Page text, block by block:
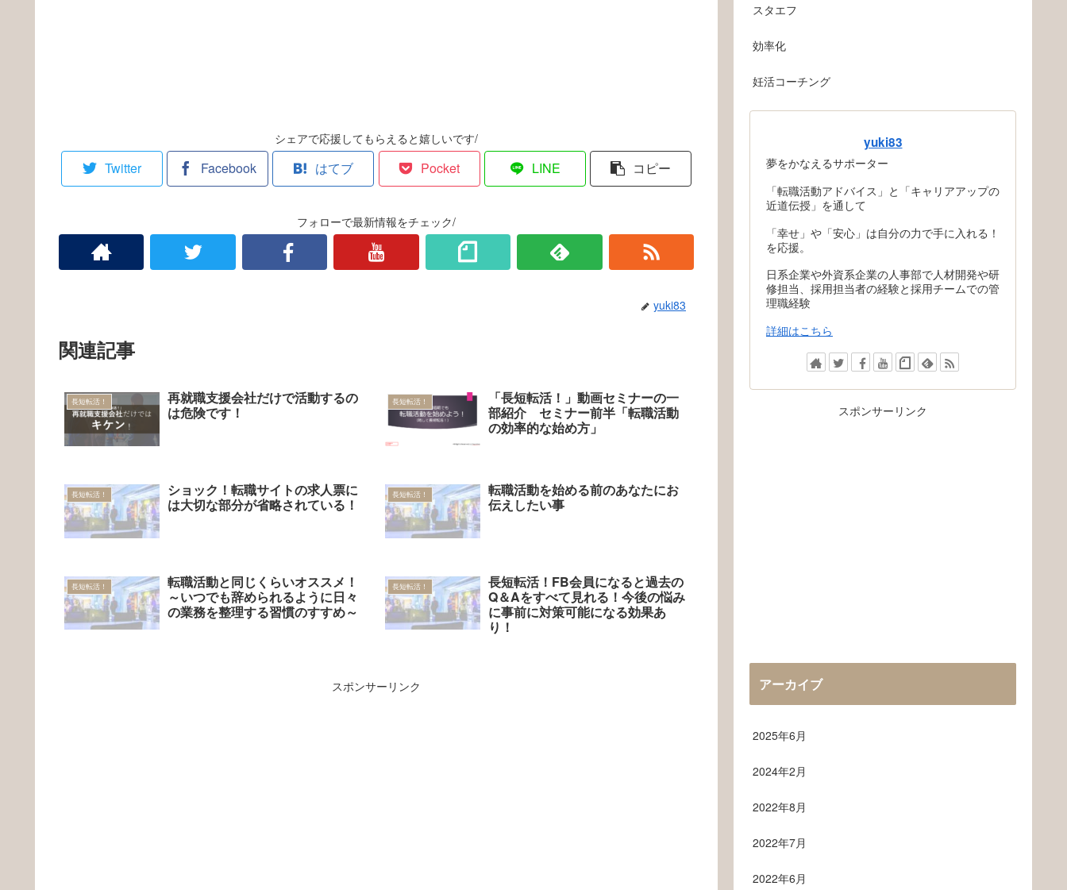
シェアで応援してもらえると嬉しいです/
Twitter Facebook はてブ Pocket LINE コピー
フォローで最新情報をチェック/
yuki83
関連記事
長短転活！
再就職支援会社だけで活動するの
は危険です！
長短転活！
「長短転活！」動画セミナーの一
部紹介 セミナー前半「転職活動
の効率的な始め方」
長短転活！
ショック！転職サイトの求人票に
は大切な部分が省略されている！
長短転活！
転職活動を始める前のあなたにお
伝えしたい事
長短転活！
転職活動と同じくらいオススメ！
～いつでも辞められるように日々
の業務を整理する習慣のすすめ～
長短転活！
長短転活！FB会員になると過去の
Q＆Aをすべて見れる！今後の悩み
に事前に対策可能になる効果あ
り！
スポンサーリンク
スタエフ
効率化
妊活コーチング
yuki83
夢をかなえるサポーター
「転職活動アドバイス」と「キャリアアップの
近道伝授」を通して
「幸せ」や「安心」は自分の力で手に入れる！
を応援。
日系企業や外資系企業の人事部で人材開発や研
修担当、採用担当者の経験と採用チームでの管
理職経験
詳細はこちら
スポンサーリンク
アーカイブ
2025年6月
2024年2月
2022年8月
2022年7月
2022年6月